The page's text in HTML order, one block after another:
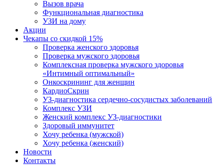
Вызов врача
Функциональная диагностика
УЗИ на дому
Акции
Чекапы со скидкой 15%
Проверка женского здоровья
Проверка мужского здоровья
Комплексная проверка мужского здоровья
«Интимный оптимальный»
Онкоcкрининг для женщин
КардиоСкрин
УЗ-диагностика сердечно-сосудистых заболеваний
Комплекс УЗИ
Женский комплекс УЗ-диагностики
Здоровый иммунитет
Хочу ребенка (мужской)
Хочу ребенка (женский)
Новости
Контакты